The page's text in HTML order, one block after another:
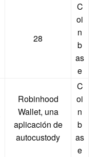
28
C
oi
n
b
as
e
Robinhood
Wallet, una
aplicación de
autocustody
C
oi
n
b
as
e